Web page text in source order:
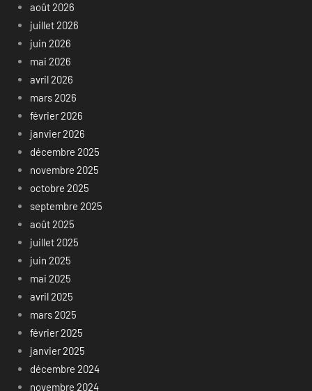
août 2026
juillet 2026
juin 2026
mai 2026
avril 2026
mars 2026
février 2026
janvier 2026
décembre 2025
novembre 2025
octobre 2025
septembre 2025
août 2025
juillet 2025
juin 2025
mai 2025
avril 2025
mars 2025
février 2025
janvier 2025
décembre 2024
novembre 2024